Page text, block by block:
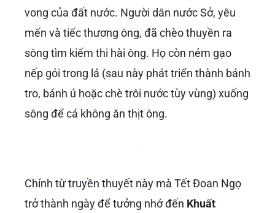
vong của đất nước. Người dân nước Sở, yêu
mến và tiếc thương ông, đã chèo thuyền ra
sông tìm kiếm thi hài ông. Họ còn ném gạo
nếp gói trong lá (sau này phát triển thành bánh
tro, bánh ú hoặc chè trôi nước tùy vùng) xuống
sông để cá không ăn thịt ông.
Chính từ truyền thuyết này mà Tết Đoan Ngọ
trở thành ngày để tưởng nhớ đến Khuất